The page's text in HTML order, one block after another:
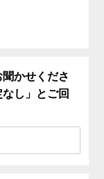
かせくださ
し」とご回